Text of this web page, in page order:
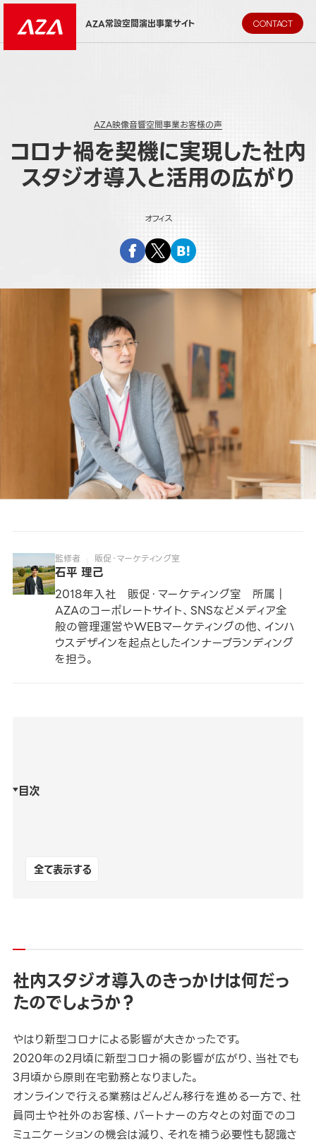
AZA CORPORATION（株式会社エージーエーコーポレーショ
AZA常設空間演出事業サイト CONTACT
AZA映像音響空間事業お客様の声
コロナ禍を契機に実現した社内
スタジオ導入と活用の広がり
オフィス
監修者 販促・マーケティング室
石平 理己
2018年入社 販促・マーケティング室 所属｜
AZAのコーポレートサイト、SNSなどメディア全
般の管理運営やWEBマーケティングの他、インハ
ウスデザインを起点としたインナーブランディング
を担う。
目次
全て表示する
社内スタジオ導入のきっかけは何だっ
たのでしょうか？
やはり新型コロナによる影響が大きかったです。
2020年の2月頃に新型コロナ禍の影響が広がり、当社でも
3月頃から原則在宅勤務となりました。
オンラインで行える業務はどんどん移行を進める一方で、社
員同士や社外のお客様、パートナーの方々との対面でのコ
ミュニケーションの機会は減り、それを補う必要性も認識さ